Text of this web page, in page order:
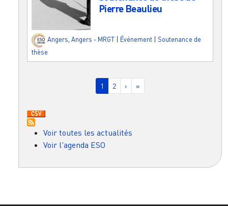
Pierre Beaulieu
Angers, Angers - MRGT Événement
Soutenance de
thèse
Page courante
1 Page
2 Page suivante
› Dernière page
»
Voir toutes les actualités
Voir l'agenda ESO